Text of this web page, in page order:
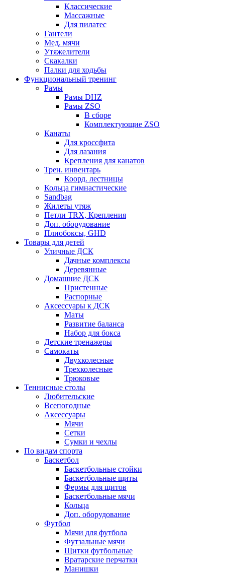
Классические
Массажные
Для пилатес
Гантели
Мед. мячи
Утяжелители
Скакалки
Палки для ходьбы
Функциональный тренинг
Рамы
Рамы DHZ
Рамы ZSO
В сборе
Комплектующие ZSO
Канаты
Для кроссфита
Для лазания
Крепления для канатов
Трен. инвентарь
Коорд. лестницы
Кольца гимнастические
Sandbag
Жилеты утяж
Петли TRX, Крепления
Доп. оборудование
Плиобоксы, GHD
Товары для детей
Уличные ДСК
Дачные комплексы
Деревянные
Домашние ДСК
Пристенные
Распорные
Аксесcуары к ДСК
Маты
Развитие баланса
Набор для бокса
Детские тренажеры
Самокаты
Двухколесные
Трехколесные
Трюковые
Теннисные столы
Любительские
Всепогодные
Аксессуары
Мячи
Сетки
Сумки и чехлы
По видам спорта
Баскетбол
Баскетбольные стойки
Баскетбольные щиты
Фермы для щитов
Баскетбольные мячи
Кольца
Доп. оборудование
Футбол
Мячи для футбола
Футзальные мячи
Щитки футбольные
Вратарские перчатки
Манишки